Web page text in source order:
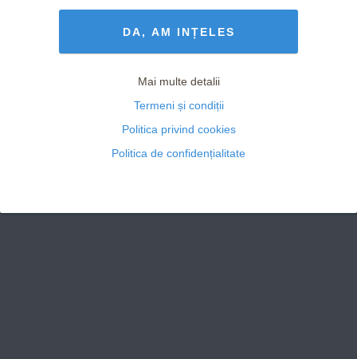
DA, AM INȚELES
Mai multe detalii
Termeni și condiții
Politica privind cookies
Politica de confidențialitate